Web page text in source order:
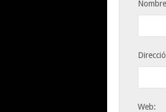
Web: